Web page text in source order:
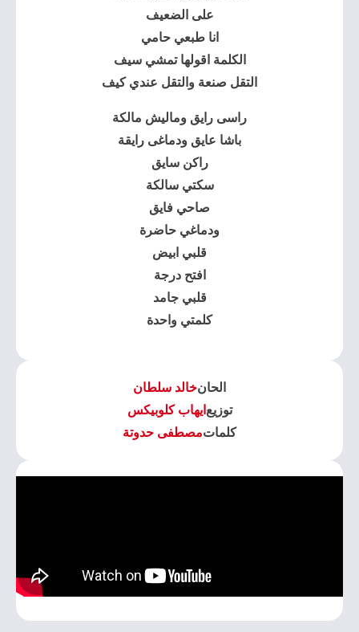
على الضعيف
انا طبعي حامي
الكلمة اقولها تمشي سيف
التقل صنعة والتقل عندي كيف
راسى رايق وماليش مالكة
باشا عايق ودماغى رايقة
راكن سايق
سكتي سالكة
صاحي فايق
ودماغي حاضرة
قلبي ابيض
افتح درجة
قلبي جامد
كلمتي واحدة
الحانخالد سلطان
توزيع ايهاب كلوبيكس
كلماتمصطفى حدوتة